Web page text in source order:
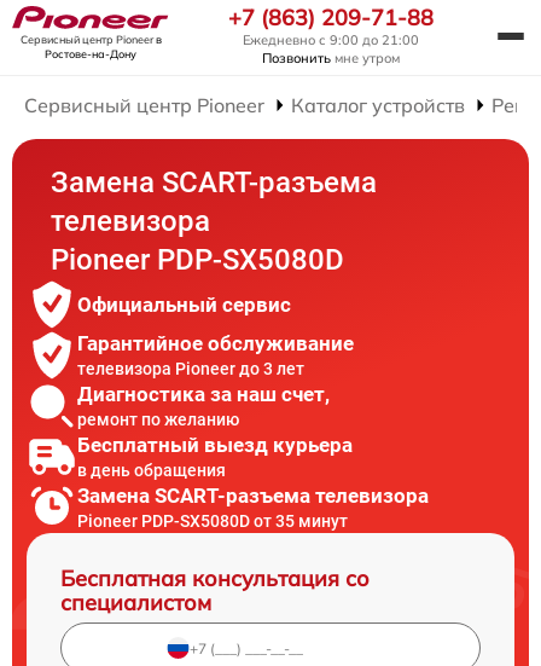
Сервисный центр Pioneerв
Ростове-на-Дону
+7 (863) 209-71-88
Ежедневно с 9:00 до 21:00
Позвонить мне утром
Сервисный центр Pioneer Каталог устройств
Замена SCART-разъема
телевизора
Pioneer PDP-SX5080D
Официальный сервис
Гарантийное обслуживание
телевизора Pioneer до 3 лет
Диагностика за наш счет,
ремонт по желанию
Бесплатный выезд курьера
в день обращения
Замена SCART-разъема телевизора
Pioneer PDP-SX5080D от 35 минут
Бесплатная консультация со
специалистом